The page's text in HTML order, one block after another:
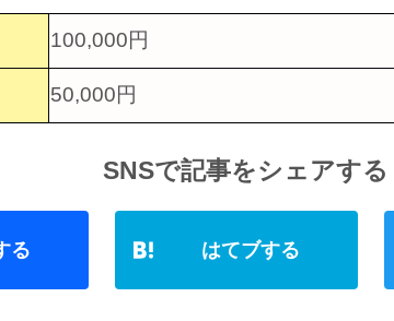
100,000円
50,000円
F
a